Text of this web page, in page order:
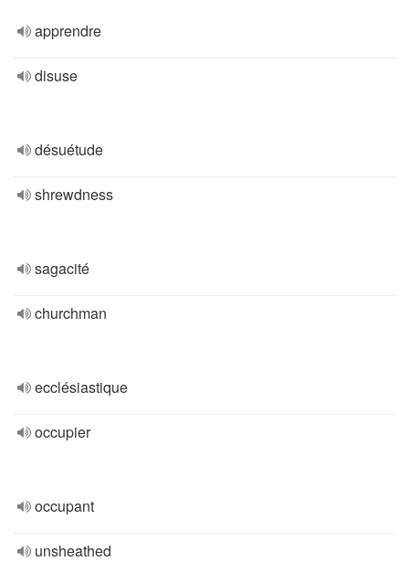
apprendre
disuse
désuétude
shrewdness
sagacité
churchman
ecclésiastique
occupier
occupant
unsheathed